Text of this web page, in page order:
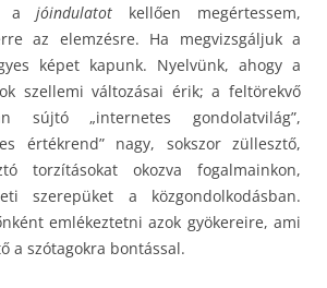
ajóindulatot kellően megértessem,
az elemzésre. Ha megvizsgáljuk a
képet kapunk. Nyelvünk, ahogy a
szellemi változásai érik; a feltörekvő
sújtó „internetes gondolatvilág”,
értékrend” nagy, sokszor züllesztő,
torzításokat okozva fogalmainkon,
szerepüket a közgondolkodásban.
emlékeztetni azok gyökereire, ami
a szótagokra bontással.